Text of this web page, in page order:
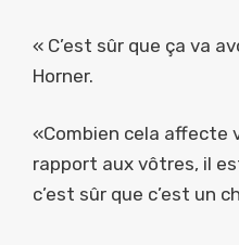
« C’est sûr que ça va
Horner.
«Combien cela affecte
rapport aux vôtres, il
c’est sûr que c’est un